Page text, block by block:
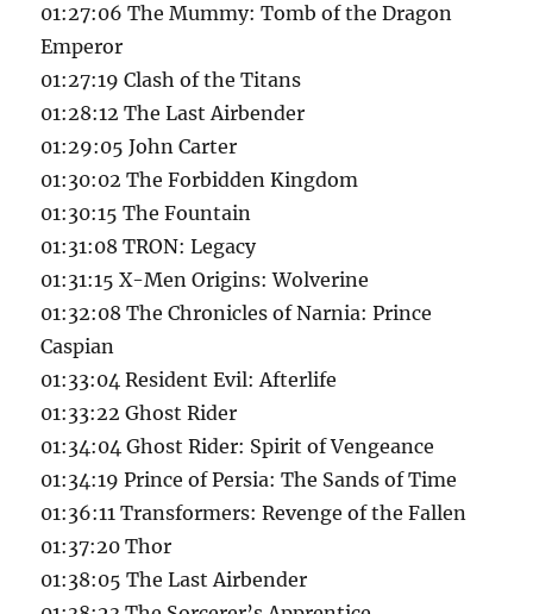
01:27:06 The Mummy: Tomb of the Dragon
Emperor
01:27:19 Clash of the Titans
01:28:12 The Last Airbender
01:29:05 John Carter
01:30:02 The Forbidden Kingdom
01:30:15 The Fountain
01:31:08 TRON: Legacy
01:31:15 X-Men Origins: Wolverine
01:32:08 The Chronicles of Narnia: Prince
Caspian
01:33:04 Resident Evil: Afterlife
01:33:22 Ghost Rider
01:34:04 Ghost Rider: Spirit of Vengeance
01:34:19 Prince of Persia: The Sands of Time
01:36:11 Transformers: Revenge of the Fallen
01:37:20 Thor
01:38:05 The Last Airbender